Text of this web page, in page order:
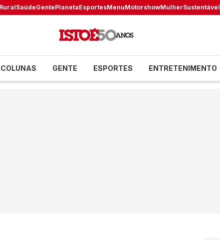
SaúdeGentePlanetaEsportesMenuMotorshowMulherSustentável
COLUNAS GENTE ESPORTES ENTRETENIMENTO